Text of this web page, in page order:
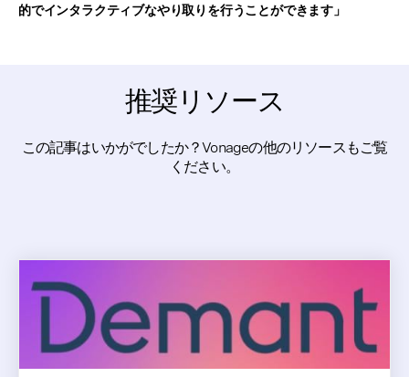
的でインタラクティブなやり取りを行うことができます」
推奨リソース
この記事はいかがでしたか？Vonageの他のリソースもご覧
ください。